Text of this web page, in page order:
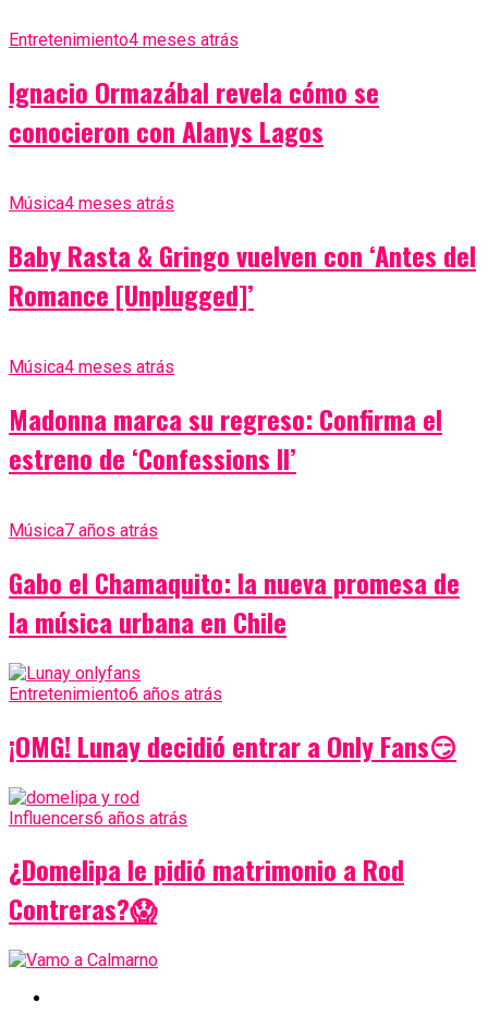
Entretenimiento4 meses atrás
Ignacio Ormazábal revela cómo se
conocieron con Alanys Lagos
Música4 meses atrás
Baby Rasta & Gringo vuelven con ‘Antes del
Romance [Unplugged]’
Música4 meses atrás
Madonna marca su regreso: Confirma el
estreno de ‘Confessions II’
Música7 años atrás
Gabo el Chamaquito: la nueva promesa de
la música urbana en Chile
Entretenimiento6 años atrás
¡OMG! Lunay decidió entrar a Only Fans😏
Influencers6 años atrás
¿Domelipa le pidió matrimonio a Rod
Contreras?😱